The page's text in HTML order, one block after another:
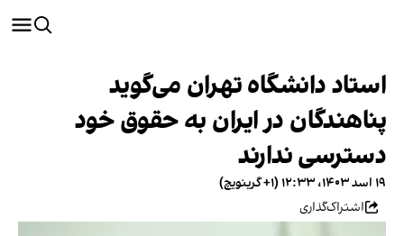
استاد دانشگاه تهران می‌گوید
پناهندگان در ایران به حقوق خود
دسترسی ندارند
۱۹ اسد ۱۴۰۳، ۱۲:۳۳ (‎+۱ گرینویچ)
اشتراک‌گذاری